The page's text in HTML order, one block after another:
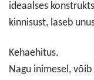
ideaalses
kinnisust, laseb
Kehaehitus.
Nagu inimesel,